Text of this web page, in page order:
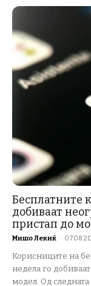
Бесплатните
добиваат
пристап до
Мишо Лекиќ -
Корисниците на
недела го
модел. Од следната